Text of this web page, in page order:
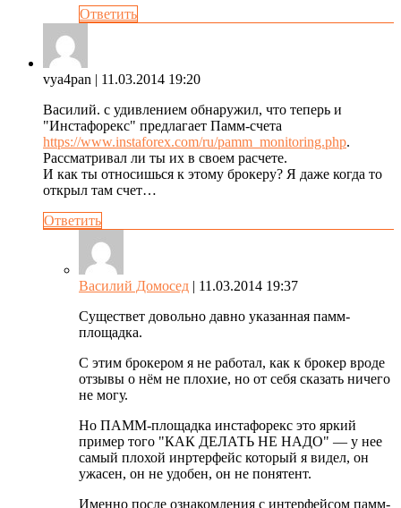
Ответить
vya4pan | 11.03.2014 19:20
Василий. с удивлением обнаружил, что теперь и
"Инстафорекс" предлагает Памм-счета
https://www.instaforex.com/ru/pamm_monitoring.php.
Рассматривал ли ты их в своем расчете.
И как ты относишься к этому брокеру? Я даже когда то
открыл там счет…
Ответить
Василий Домосед | 11.03.2014 19:37
Существет довольно давно указанная памм-
площадка.
С этим брокером я не работал, как к брокер вроде
отзывы о нём не плохие, но от себя сказать ничего
не могу.
Но ПАММ-площадка инстафорекс это яркий
пример того "КАК ДЕЛАТЬ НЕ НАДО" — у нее
самый плохой инртерфейс который я видел, он
ужасен, он не удобен, он не понятент.
Именно после ознакомления с интерфейсом памм-